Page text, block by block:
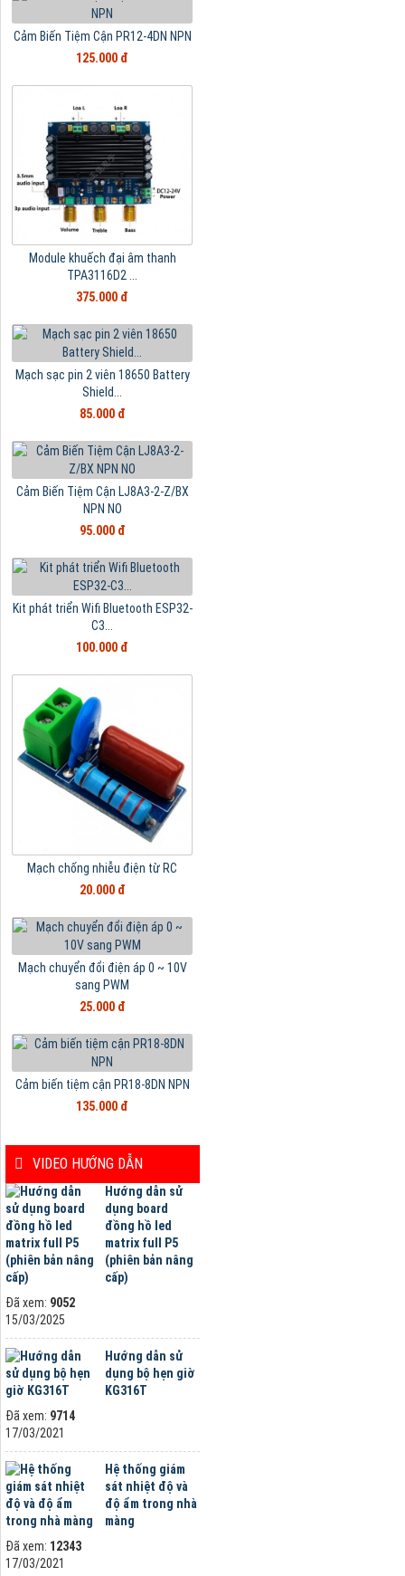
Cảm Biến Tiệm Cận PR12-4DN NPN
125.000 đ
Module khuếch đại âm thanh
TPA3116D2 ...
375.000 đ
Mạch sạc pin 2 viên 18650 Battery
Shield...
85.000 đ
Cảm Biến Tiệm Cận LJ8A3-2-Z/BX
NPN NO
95.000 đ
Kit phát triển Wifi Bluetooth ESP32-
C3...
100.000 đ
Mạch chống nhiễu điện từ RC
20.000 đ
Mạch chuyển đổi điện áp 0 ~ 10V
sang PWM
25.000 đ
Cảm biến tiệm cận PR18-8DN NPN
135.000 đ
VIDEO HƯỚNG DẪN
Hướng dẫn sử
dụng board
đồng hồ led
matrix full P5
(phiên bản nâng
cấp)
Đã xem: 9052
15/03/2025
Hướng dẫn sử
dụng bộ hẹn giờ
KG316T
Đã xem: 9714
17/03/2021
Hệ thống giám
sát nhiệt độ và
độ ẩm trong nhà
màng
Đã xem: 12343
17/03/2021